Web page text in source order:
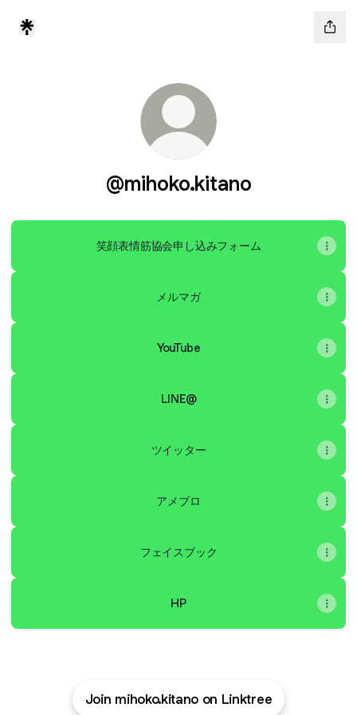
@mihoko.kitano
笑顔表情筋協会申し込みフォーム
メルマガ
YouTube
LINE@
ツイッター
アメブロ
フェイスブック
HP
Join mihoko.kitano on Linktree